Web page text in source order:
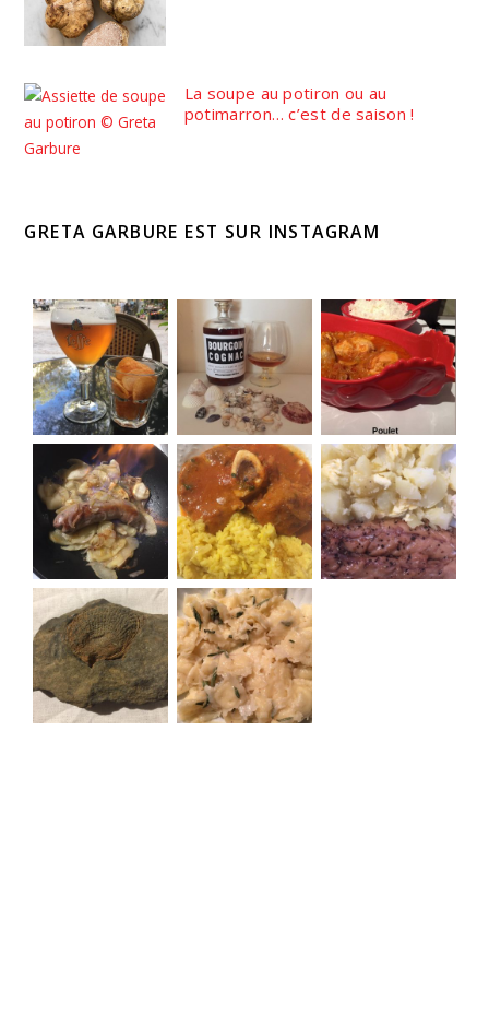
La soupe au potiron ou au
potimarron… c’est de saison !
GRETA GARBURE EST SUR INSTAGRAM